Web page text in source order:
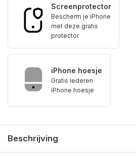
Screenprotector
Bescherm je iPhone
met deze gratis
protector
iPhone hoesje
Gratis lederen
iPhone hoesje
Beschrijving